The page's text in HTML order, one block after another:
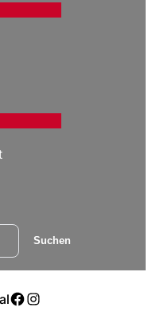
Suchen
Facebook
Instagram